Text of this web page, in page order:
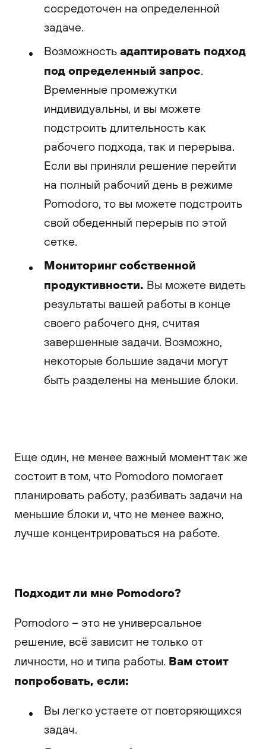
сосредоточен на определенной
задаче.
Возможность адаптировать подход
под определенный запрос.
Временные промежутки
индивидуальны, и вы можете
подстроить длительность как
рабочего подхода, так и перерыва.
Если вы приняли решение перейти
на полный рабочий день в режиме
Pomodoro, то вы можете подстроить
свой обеденный перерыв по этой
сетке.
Мониторинг собственной
продуктивности. Вы можете видеть
результаты вашей работы в конце
своего рабочего дня, считая
завершенные задачи. Возможно,
некоторые большие задачи могут
быть разделены на меньшие блоки.
Еще один, не менее важный момент так же
состоит в том, что Pomodoro помогает
планировать работу, разбивать задачи на
меньшие блоки и, что не менее важно,
лучше концентрироваться на работе.
Подходит ли мне Pomodoro?
Pomodoro – это не универсальное
решение, всё зависит не только от
личности, но и типа работы. Вам стоит
попробовать, если:
Вы легко устаете от повторяющихся
задач.